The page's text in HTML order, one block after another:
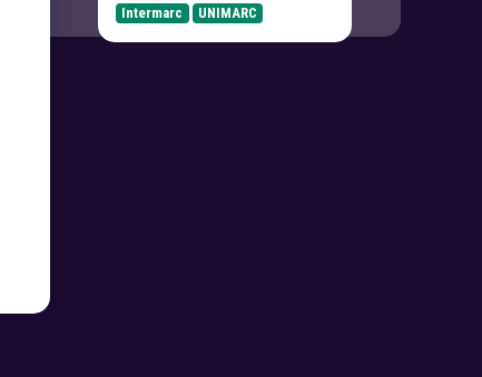
Intermarc
UNIMARC